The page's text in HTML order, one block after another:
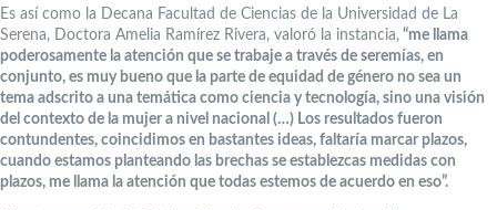
Es así como la Decana Facultad de Ciencias de la Universidad de La
Serena, Doctora Amelia Ramírez Rivera, valoró la instancia, “me llama
poderosamente la atención que se trabaje a través de seremías, en
conjunto, es muy bueno que la parte de equidad de género no sea un
tema adscrito a una temática como ciencia y tecnología, sino una visión
del contexto de la mujer a nivel nacional (…) Los resultados fueron
contundentes, coincidimos en bastantes ideas, faltaría marcar plazos,
cuando estamos planteando las brechas se establezcas medidas con
plazos, me llama la atención que todas estemos de acuerdo en eso”.